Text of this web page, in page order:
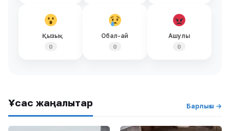
Қызық
0
Обал-ай
0
Ашулы
0
Ұқсас жаңалықтар Барлығы →